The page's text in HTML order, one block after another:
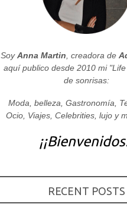
SoyAnna Martin , creadora de
aquí publico desde 2010 mi
de sonrisas:
Moda, belleza, Gastronomía,
Ocio, Viajes, Celebrities, lujo y
RECENT POSTS